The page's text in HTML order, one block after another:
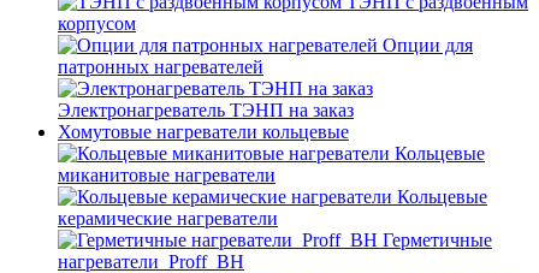
корпусом
Опции для
патронных нагревателей
Электронагреватель ТЭНП на заказ
Хомутовые нагреватели кольцевые
Кольцевые
миканитовые нагреватели
Кольцевые
керамические нагреватели
Герметичные
нагреватели_Proff_BH